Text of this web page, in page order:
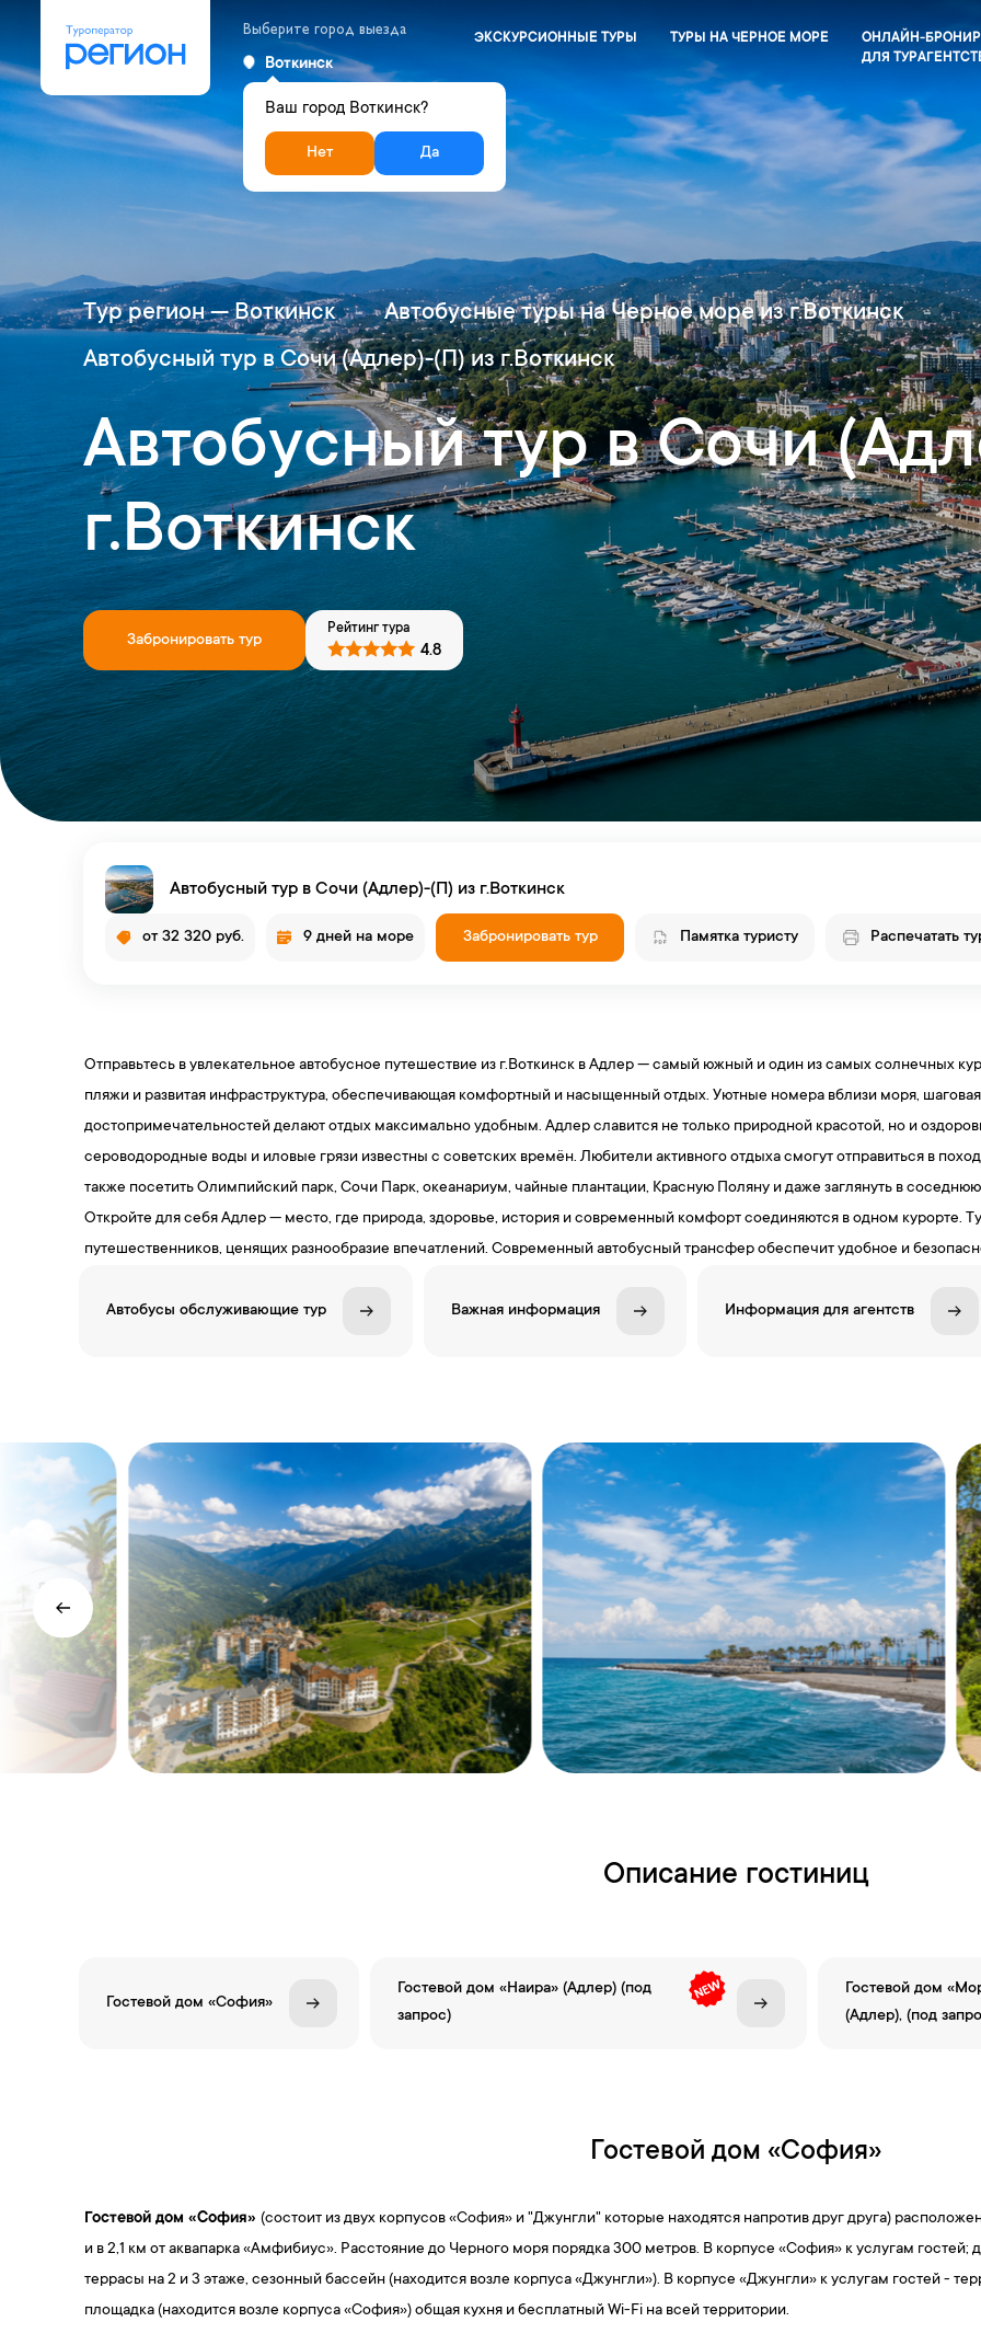
Выберите город выезда
Воткинск
Ваш город Воткинск?
Нет Да
ЭКСКУРСИОННЫЕ ТУРЫ ТУРЫ НА ЧЕРНОЕ МОРЕ
ОНЛАЙН-
ДЛЯ
Тур регион — Воткинск
Автобусные туры на Черное море из г.Воткинск
Автобусный тур в Сочи (Адлер)-(П) из г.Воткинск
Автобусный тур в Сочи
г.Воткинск
Забронировать тур
Рейтинг тура
4.8
Автобусный тур в Сочи (Адлер)-(П) из г.Воткинск
от 32 320 руб. 9 дней на море Забронировать тур Памятка туристу Распечатать
Отправьтесь в увлекательное автобусное путешествие из г.Воткинск в Адлер — самый южный и один из самых солнечных
пляжи и развитая инфраструктура, обеспечивающая комфортный и насыщенный отдых. Уютные номера вблизи моря,
достопримечательностей делают отдых максимально удобным. Адлер славится не только природной красотой, но и
сероводородные воды и иловые грязи известны с советских времён. Любители активного отдыха смогут отправиться в
также посетить Олимпийский парк, Сочи Парк, океанариум, чайные плантации, Красную Поляну и даже заглянуть в
Откройте для себя Адлер — место, где природа, здоровье, история и современный комфорт соединяются в одном курорте.
путешественников, ценящих разнообразие впечатлений. Современный автобусный трансфер обеспечит удобное и
Автобусы обслуживающие тур Важная информация Информация для агентств
Описание гостиниц
Гостевой дом «София»
Гостевой дом «Наира» (Адлер) (под
запрос)
Гостевой дом
(Адлер), (под
Гостевой дом «София»
Гостевой дом «София» (состоит из двух корпусов «София» и "Джунгли" которые находятся напротив друг друга)
и в 2,1 км от аквапарка «Амфибиус». Расстояние до Черного моря порядка 300 метров. В корпусе «София» к услугам
террасы на 2 и 3 этаже, сезонный бассейн (находится возле корпуса «Джунгли»). В корпусе «Джунгли» к услугам гостей -
площадка (находится возле корпуса «София») общая кухня и бесплатный Wi-Fi на всей территории.